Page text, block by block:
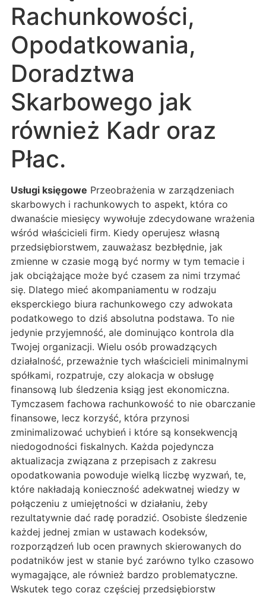
Rachunkowości,
Opodatkowania,
Doradztwa
Skarbowego jak
również Kadr oraz
Płac.
Usługi księgowe Przeobrażenia w zarządzeniach
skarbowych i rachunkowych to aspekt, która co
dwanaście miesięcy wywołuje zdecydowane wrażenia
wśród właścicieli firm. Kiedy operujesz własną
przedsiębiorstwem, zauważasz bezbłędnie, jak
zmienne w czasie mogą być normy w tym temacie i
jak obciążające może być czasem za nimi trzymać
się. Dlatego mieć akompaniamentu w rodzaju
eksperckiego biura rachunkowego czy adwokata
podatkowego to dziś absolutna podstawa. To nie
jedynie przyjemność, ale dominująco kontrola dla
Twojej organizacji. Wielu osób prowadzących
działalność, przeważnie tych właścicieli minimalnymi
spółkami, rozpatruje, czy alokacja w obsługę
finansową lub śledzenia ksiąg jest ekonomiczna.
Tymczasem fachowa rachunkowość to nie obarczanie
finansowe, lecz korzyść, która przynosi
zminimalizować uchybień i które są konsekwencją
niedogodności fiskalnych. Każda pojedyncza
aktualizacja związana z przepisach z zakresu
opodatkowania powoduje wielką liczbę wyzwań, te,
które nakładają konieczność adekwatnej wiedzy w
połączeniu z umiejętności w działaniu, żeby
rezultatywnie dać radę poradzić. Osobiste śledzenie
każdej jednej zmian w ustawach kodeksów,
rozporządzeń lub ocen prawnych skierowanych do
podatników jest w stanie być zarówno tylko czasowo
wymagające, ale również bardzo problematyczne.
Wskutek tego coraz częściej przedsiębiorstw